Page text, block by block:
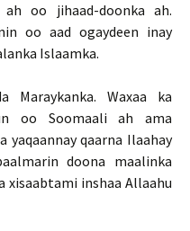
ah oo jihaad-doonka ah.
oo aad ogaydeen inay
Islaamka.
Maraykanka. Waxaa ka
oo Soomaali ah ama
yaqaannay qaarna Ilaahay
doona maalinka
xisaabtami inshaa Allaahu